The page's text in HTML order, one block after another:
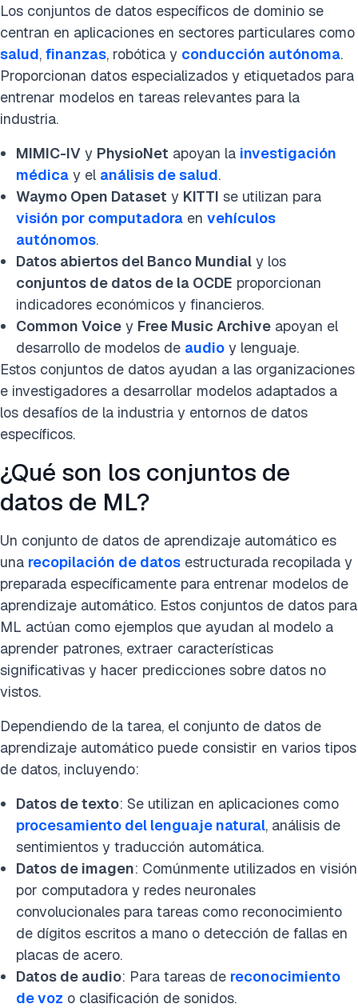
Los conjuntos de datos específicos de dominio se
centran en aplicaciones en sectores particulares como
salud, finanzas, robótica y conducción autónoma.
Proporcionan datos especializados y etiquetados para
entrenar modelos en tareas relevantes para la
industria.
MIMIC-IV y PhysioNet apoyan la investigación
médica y el análisis de salud.
Waymo Open Dataset y KITTI se utilizan para
visión por computadora en vehículos
autónomos.
Datos abiertos del Banco Mundial y los
conjuntos de datos de la OCDE proporcionan
indicadores económicos y financieros.
Common Voice y Free Music Archive apoyan el
desarrollo de modelos de audio y lenguaje.
Estos conjuntos de datos ayudan a las organizaciones
e investigadores a desarrollar modelos adaptados a
los desafíos de la industria y entornos de datos
específicos.
¿Qué son los conjuntos de
datos de ML?
Un conjunto de datos de aprendizaje automático es
una recopilación de datos estructurada recopilada y
preparada específicamente para entrenar modelos de
aprendizaje automático. Estos conjuntos de datos para
ML actúan como ejemplos que ayudan al modelo a
aprender patrones, extraer características
significativas y hacer predicciones sobre datos no
vistos.
Dependiendo de la tarea, el conjunto de datos de
aprendizaje automático puede consistir en varios tipos
de datos, incluyendo:
Datos de texto: Se utilizan en aplicaciones como
procesamiento del lenguaje natural, análisis de
sentimientos y traducción automática.
Datos de imagen: Comúnmente utilizados en visión
por computadora y redes neuronales
convolucionales para tareas como reconocimiento
de dígitos escritos a mano o detección de fallas en
placas de acero.
Datos de audio: Para tareas de reconocimiento
de voz o clasificación de sonidos.